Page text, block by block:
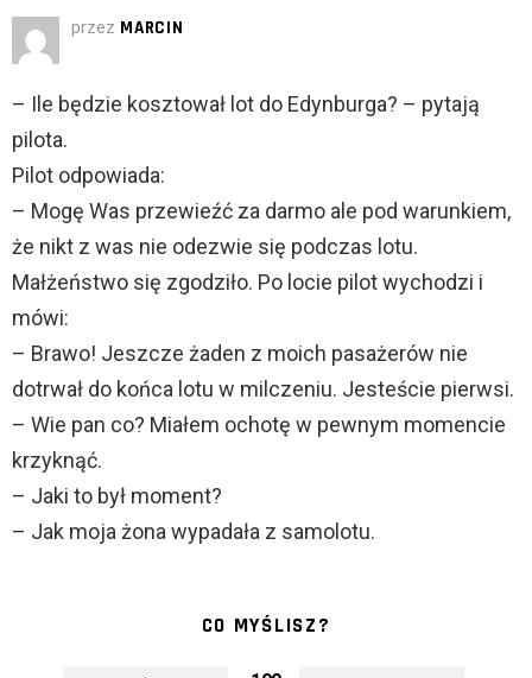
przez MARCIN
– Ile będzie kosztował lot do Edynburga? – pytają
pilota.
Pilot odpowiada:
– Mogę Was przewieźć za darmo ale pod warunkiem,
że nikt z was nie odezwie się podczas lotu.
Małżeństwo się zgodziło. Po locie pilot wychodzi i
mówi:
– Brawo! Jeszcze żaden z moich pasażerów nie
dotrwał do końca lotu w milczeniu. Jesteście pierwsi.
– Wie pan co? Miałem ochotę w pewnym momencie
krzyknąć.
– Jaki to był moment?
– Jak moja żona wypadała z samolotu.
CO MYŚLISZ?